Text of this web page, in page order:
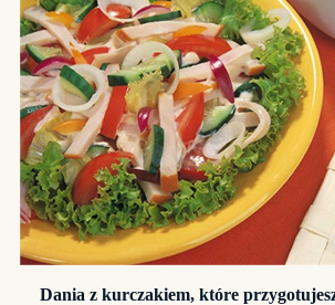
Dania z kurczakiem, które